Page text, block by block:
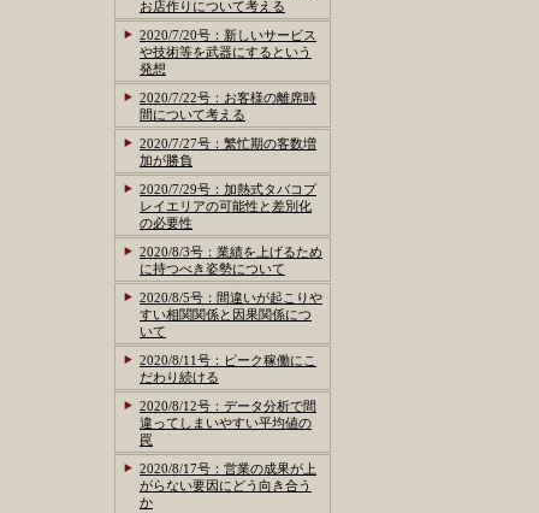
お店作りについて考える
2020/7/20号：新しいサービス
や技術等を武器にするという
発想
2020/7/22号：お客様の離席時
間について考える
2020/7/27号：繁忙期の客数増
加が勝負
2020/7/29号：加熱式タバコプ
レイエリアの可能性と差別化
の必要性
2020/8/3号：業績を上げるため
に持つべき姿勢について
2020/8/5号：間違いが起こりや
すい相関関係と因果関係につ
いて
2020/8/11号：ピーク稼働にこ
だわり続ける
2020/8/12号：データ分析で間
違ってしまいやすい平均値の
罠
2020/8/17号：営業の成果が上
がらない要因にどう向き合う
か